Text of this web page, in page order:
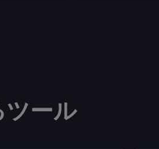
ール